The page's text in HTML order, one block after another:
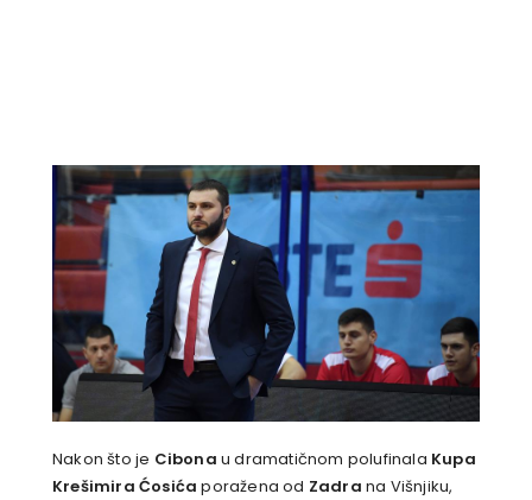
Nakon što je Cibona u dramatičnom polufinala Kupa
Krešimira Ćosića poražena od Zadra na Višnjiku,